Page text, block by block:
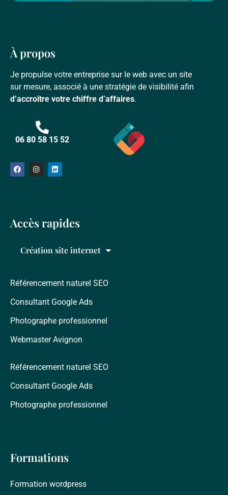
À propos
Je propulse votre entreprise sur le web avec un site
sur mesure, associé à une stratégie de visibilité afin
d’accroître votre chiffre d’affaires.
06 80 58 15 52
Accès rapides
Création site internet
Référencement naturel SEO
Consultant Google Ads
Photographe professionnel
Webmaster Avignon
Référencement naturel SEO
Consultant Google Ads
Photographe professionnel
Formations
Formation wordpress